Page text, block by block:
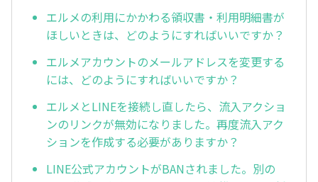
エルメの利用にかかわる領収書・利用明細書が
ほしいときは、どのようにすればいいですか？
エルメアカウントのメールアドレスを変更する
には、どのようにすればいいですか？
エルメとLINEを接続し直したら、流入アクショ
ンのリンクが無効になりました。再度流入アク
ションを作成する必要がありますか？
LINE公式アカウントがBANされました。別の